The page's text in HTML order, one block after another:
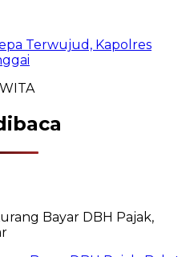
Terwujud, Kapolres